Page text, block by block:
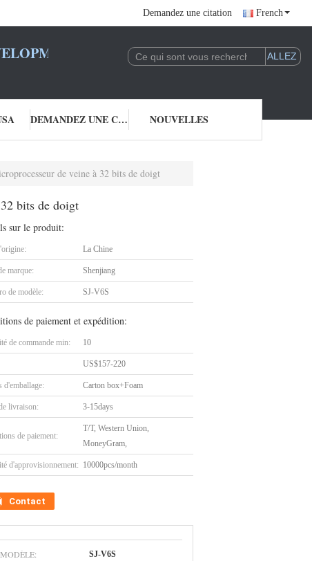
Demandez une citation French
CO., LTD.
DEMANDEZ UNE CITATION NOUVELLES
de veine à 32 bits de doigt
bits de doigt
sur le produit:
La Chine
marque: Shenjiang
de modèle: SJ-V6S
de paiement et expédition:
de commande min: 10
US$157-220
d'emballage: Carton box+Foam
livraison: 3-15days
de paiement:
T/T, Western Union,
MoneyGram,
d'approvisionnement: 10000pcs/month
Contact
MODÈLE: SJ-V6S